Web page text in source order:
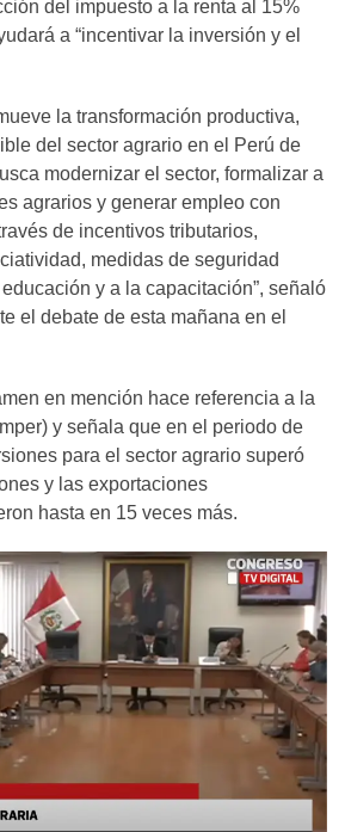
del impuesto a la renta al 15%
a “incentivar la inversión y el
la transformación productiva,
del sector agrario en el Perú de
modernizar el sector, formalizar a
agrarios y generar empleo con
de incentivos tributarios,
medidas de seguridad
y a la capacitación”, señaló
el debate de esta mañana en el
en mención hace referencia a la
y señala que en el periodo de
para el sector agrario superó
y las exportaciones
hasta en 15 veces más.